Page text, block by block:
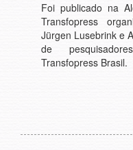
Foi publicado na
Transfopress
Jürgen Lusebrink e
de
Transfopress Brasil.